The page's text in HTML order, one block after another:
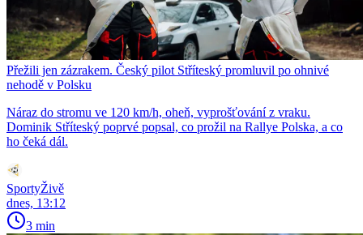
Přežili jen zázrakem. Český pilot Stříteský promluvil po ohnivé
nehodě v Polsku
Náraz do stromu ve 120 km/h, oheň, vyprošťování z vraku.
Dominik Stříteský poprvé popsal, co prožil na Rallye Polska, a co
ho čeká dál.
SportyŽivě
dnes, 13:12
3 min